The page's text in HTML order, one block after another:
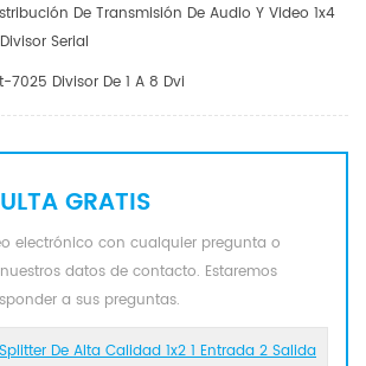
De Transmisión De Audio Y Video 1x4
Serial
7025 Divisor De 1 A 8 Dvi
GRATIS
electrónico con cualquier pregunta o
datos de contacto. Estaremos
a sus preguntas.
De Alta Calidad 1x2 1 Entrada 2 Salida